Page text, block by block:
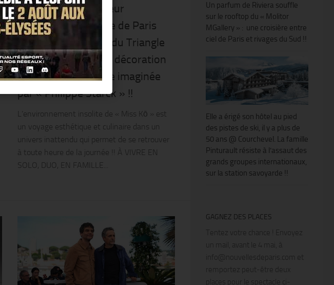
« Miss Kô » le meilleur
restaurant Asiatique de Paris
situé en plein cœur du Triangle
d’Or, est doté d’une décoration
chic, fun et délirante imaginée
par « Philippe Starck » !!
L’environnement insolite de « Miss Kō » est
un voyage esthétique et culinaire dans un
univers inattendu qui permet de se retrouver
à toute heure de la journée !! À VIVRE EN
SOLO, DUO, EN FAMILLE...
Un parfum de Riviera souffle
sur le rooftop du « Molitor
MGallery » : une croisière entre
ciel de Paris et rivages du Sud !!
Elle a érigé son hôtel au pied
des pistes de ski, il y a plus de
50 ans @ Courchevel. La famille
Pinturault résiste à l’assaut des
grands groupes internationaux,
sur la station savoyarde !!
GAGNEZ DES PLACES
Tentez votre chance ! Envoyez
un mail, avant le 4 mai, à
info@nouvellesdeparis.com et
remportez peut-être deux
places pour le spectacle ci-